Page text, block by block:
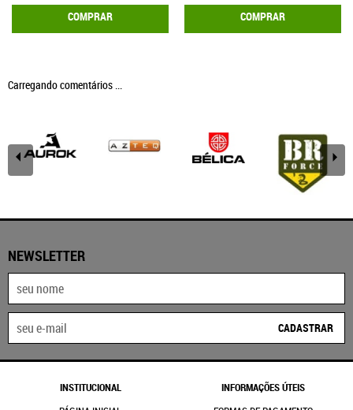
COMPRAR COMPRAR
Carregando comentários ...
NEWSLETTER
CADASTRAR
INSTITUCIONAL
INFORMAÇÕES ÚTEIS